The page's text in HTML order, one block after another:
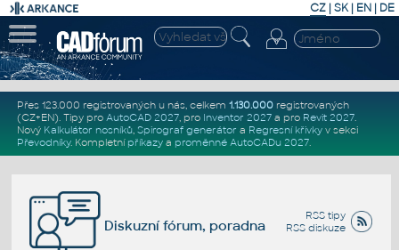
CZ | SK| EN | DE
Přes 123.000 registrovaných u nás, celkem 1.130.000registrovaných
(CZ+EN). Tipy pro AutoCAD 2027, pro Inventor 2027a pro Revit 2027.
Nový Kalkulátor nosníků, Spirograf generátor a Regresní křivkyv sekci
Převodníky. Kompletní příkazya proměnné AutoCADu 2027.
RSS tipy
RSS diskuze
Diskuzní fórum, poradna